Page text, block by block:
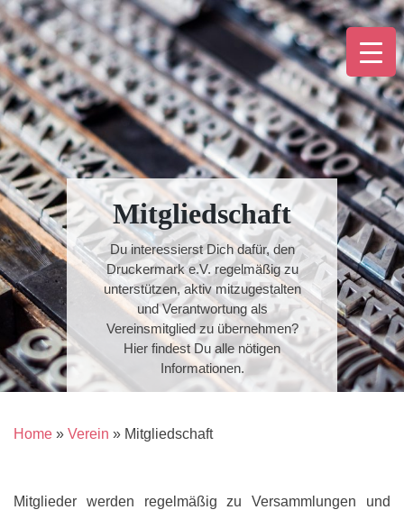
Skip
to
content
Mitgliedschaft
Du interessierst Dich dafür, den
Druckermark e.V. regelmäßig zu
unterstützen, aktiv mitzugestalten
und Verantwortung als
Vereinsmitglied zu übernehmen?
Hier findest Du alle nötigen
Informationen.
Home » Verein » Mitgliedschaft
Mitglieder werden regelmäßig zu Versammlungen und